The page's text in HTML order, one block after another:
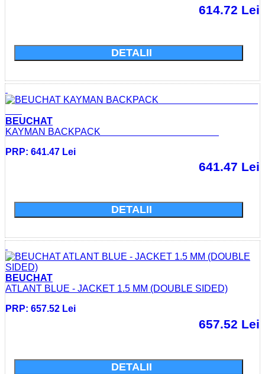
614.72 Lei
DETALII
BEUCHAT
KAYMAN BACKPACK
PRP: 641.47 Lei
641.47 Lei
DETALII
BEUCHAT
ATLANT BLUE - JACKET 1.5 MM (DOUBLE SIDED)
PRP: 657.52 Lei
657.52 Lei
DETALII